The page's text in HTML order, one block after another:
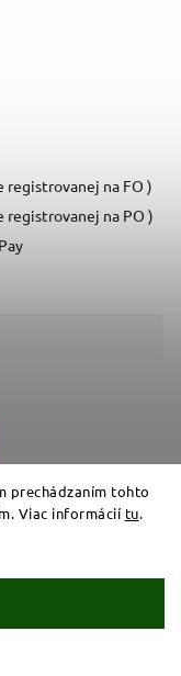
prechádzaním tohto
Viac informácií tu.
registrovanej na FO )
registrovanej na PO )
vyhradené.